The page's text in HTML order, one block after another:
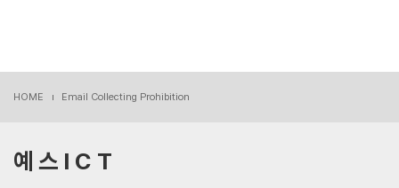
HOME Email Collecting Prohibition
예 스 I C T